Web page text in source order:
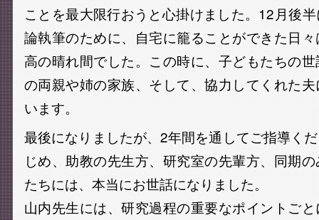
ことを最大限行おうと心掛けました。12月後
論執筆のために、自宅に籠ることができた日
高の晴れ間でした。この時に、子どもたちの
の両親や姉の家族、そして、協力してくれた
います。
最後になりましたが、2年間を通してご指導く
じめ、助教の先生方、研究室の先輩方、同期
たちには、本当にお世話になりました。
山内先生には、研究過程の重要なポイントご